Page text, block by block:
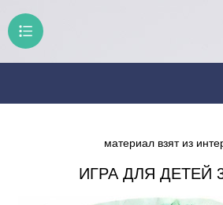
материал взят из
ИГРА ДЛЯ ДЕТЕЙ